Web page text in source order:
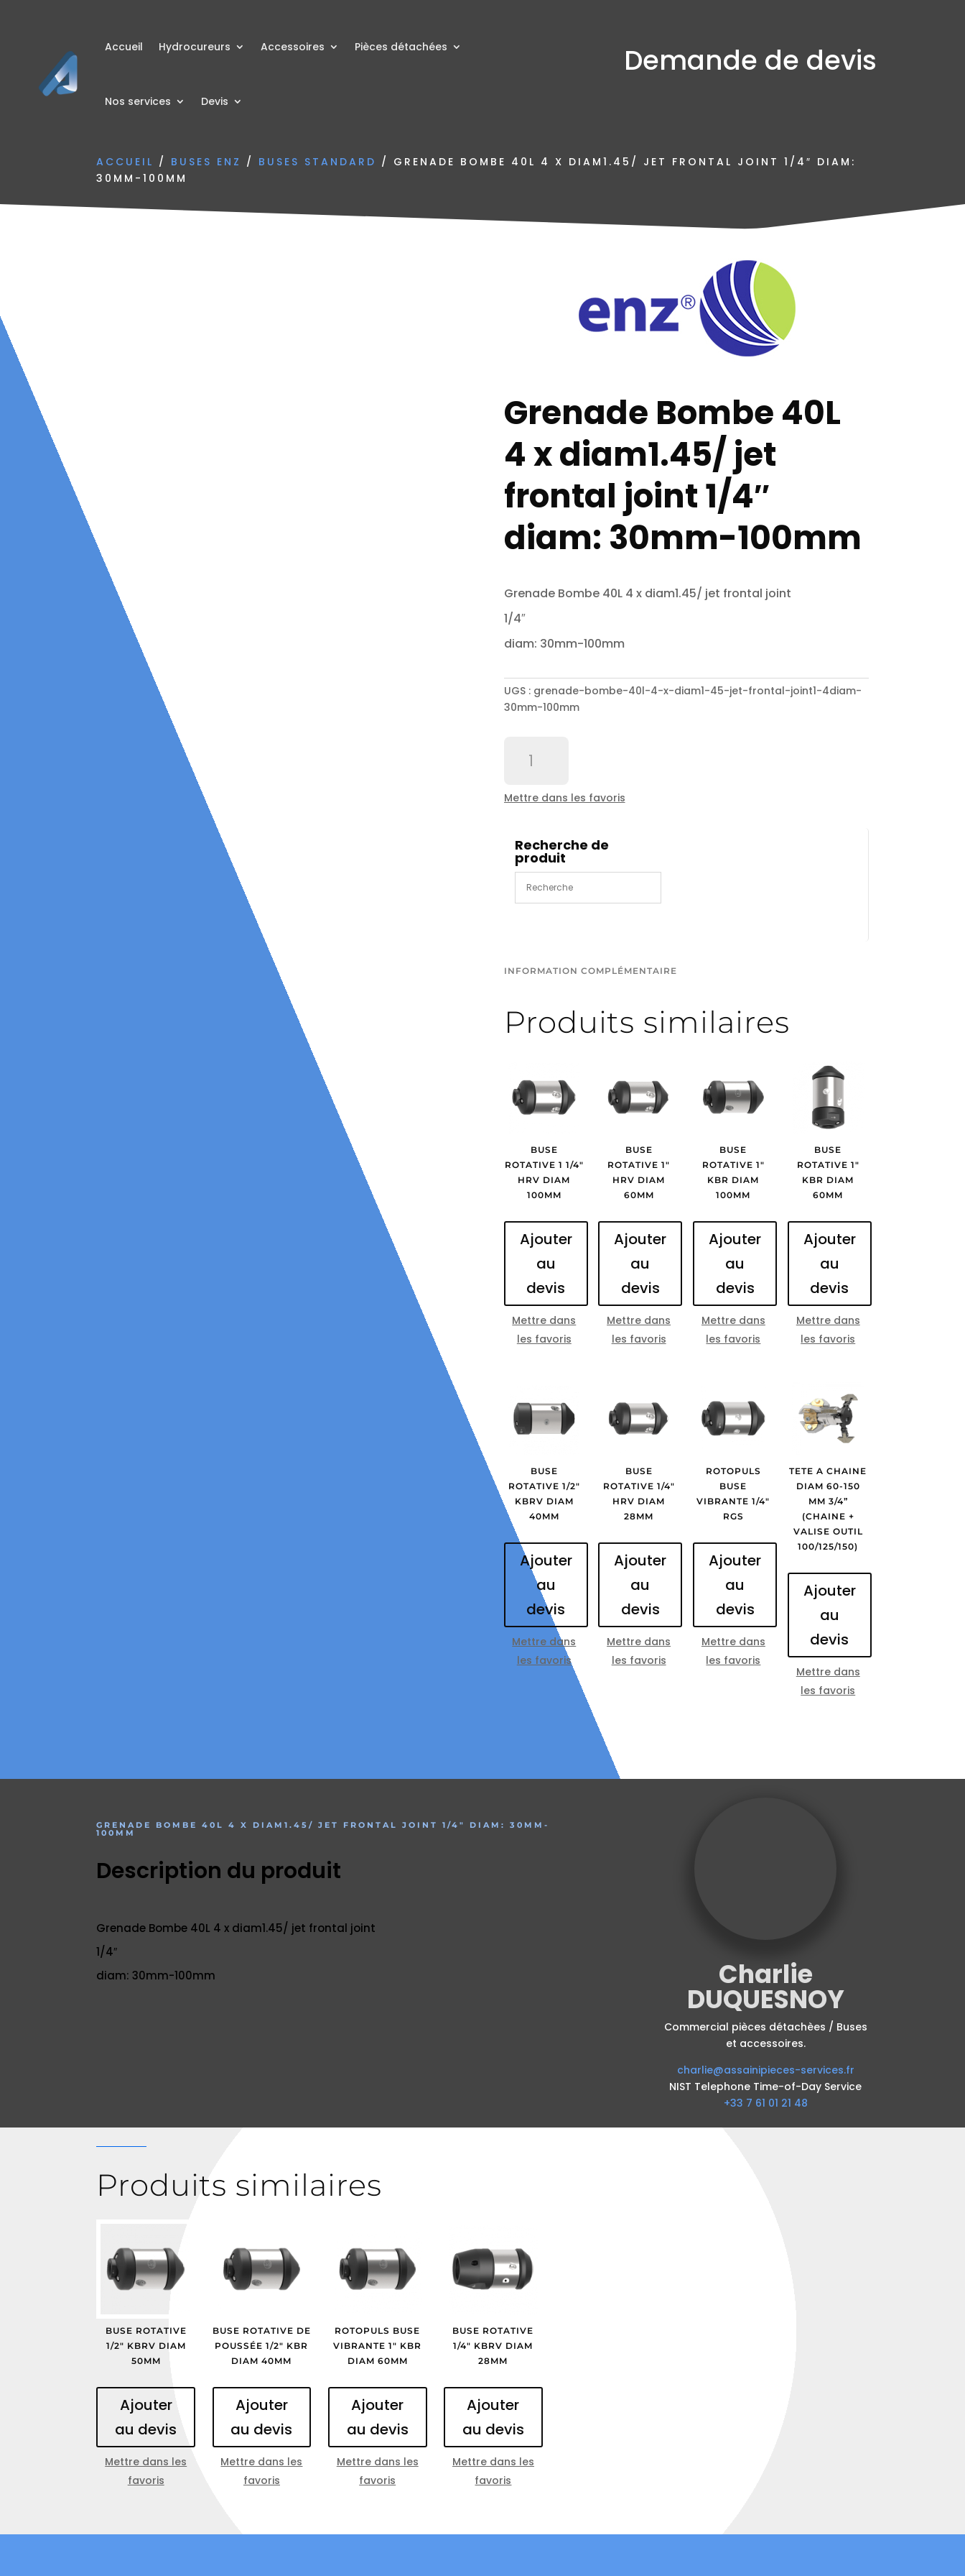
Accueil Hydrocureurs Accessoires Pièces détachées
Nos services Devis
Demande de devis
ACCUEIL / BUSES ENZ / BUSES STANDARD / GRENADE BOMBE 40L 4 X DIAM1.45/ JET FRONTAL JOINT 1/4″ DIAM:
30MM-100MM
Grenade Bombe 40L
4 x diam1.45/ jet
frontal joint 1/4″
diam: 30mm-100mm
Grenade Bombe 40L 4 x diam1.45/ jet frontal joint
1/4″
diam: 30mm-100mm
UGS : grenade-bombe-40l-4-x-diam1-45-jet-frontal-joint1-4diam-
30mm-100mm
Bombe
diam1.45/
jet
frontal
100mm
Mettre dans les favoris
Recherche de
produit
INFORMATION COMPLÉMENTAIRE
Produits similaires
BUSE
ROTATIVE 1 1/4″
HRV DIAM
100MM
Ajouter
au
devis
Mettre dans
les favoris
BUSE
ROTATIVE 1″
HRV DIAM
60MM
Ajouter
au
devis
Mettre dans
les favoris
BUSE
ROTATIVE 1″
KBR DIAM
100MM
Ajouter
au
devis
Mettre dans
les favoris
BUSE
ROTATIVE 1″
KBR DIAM
60MM
Ajouter
au
devis
Mettre dans
les favoris
BUSE
ROTATIVE 1/2″
KBRV DIAM
40MM
Ajouter
au
devis
Mettre dans
les favoris
BUSE
ROTATIVE 1/4″
HRV DIAM
28MM
Ajouter
au
devis
Mettre dans
les favoris
ROTOPULS
BUSE
VIBRANTE 1/4″
RGS
Ajouter
au
devis
Mettre dans
les favoris
TETE A CHAINE
DIAM 60-150
MM 3/4”
(CHAINE +
VALISE OUTIL
100/125/150)
Ajouter
au
devis
Mettre dans
les favoris
GRENADE BOMBE 40L 4 X DIAM1.45/ JET FRONTAL JOINT 1/4″ DIAM: 30MM-
100MM
Description du produit
Grenade Bombe 40L 4 x diam1.45/ jet frontal joint
1/4″
diam: 30mm-100mm
Charlie
DUQUESNOY
Commercial pièces détachèes / Buses
et accessoires.
charlie@assainipieces-services.fr
NIST Telephone Time-of-Day Service
+33 7 61 01 21 48
Produits similaires
BUSE ROTATIVE
1/2″ KBRV DIAM
50MM
Ajouter
au devis
Mettre dans les
favoris
BUSE ROTATIVE DE
POUSSÉE 1/2″ KBR
DIAM 40MM
Ajouter
au devis
Mettre dans les
favoris
ROTOPULS BUSE
VIBRANTE 1″ KBR
DIAM 60MM
Ajouter
au devis
Mettre dans les
favoris
BUSE ROTATIVE
1/4″ KBRV DIAM
28MM
Ajouter
au devis
Mettre dans les
favoris